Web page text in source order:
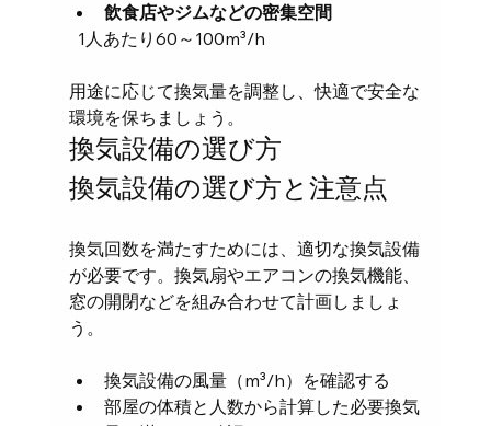
飲食店やジムなどの密集空間
  1人あたり60～100m³/h
用途に応じて換気量を調整し、快適で安全な
環境を保ちましょう。
換気設備の選び方
換気設備の選び方と注意点
換気回数を満たすためには、適切な換気設備
が必要です。換気扇やエアコンの換気機能、
窓の開閉などを組み合わせて計画しましょ
う。
換気設備の風量（m³/h）を確認する
部屋の体積と人数から計算した必要換気